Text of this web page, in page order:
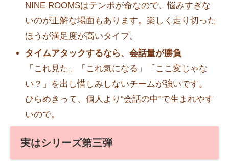
NINE ROOMSはテンポが命なので、悩みすぎな
いのが正解な場面もあります。楽しく走り切った
ほうが満足度が高いタイプ。
タイムアタックするなら、会話量が勝負
「これ見た」「これ気になる」「ここ変じゃな
い？」を出し惜しみしないチームが強いです。
ひらめきって、個人より“会話の中”で生まれやす
いので。
実はシリーズ第三弾